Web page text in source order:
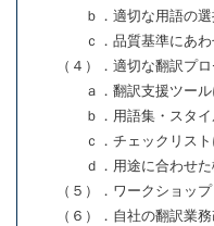
ｂ．適切な用語の選
ｃ．品質基準にあわせ
（４）．適切な翻訳プロ
ａ．翻訳支援ツールに
ｂ．用語集・スタイル
ｃ．チェックリストに
ｄ．用途に合わせた機
（５）．ワークショップ
（６）．自社の翻訳業務